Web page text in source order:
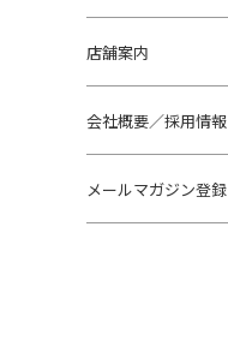
店舗案内
会社概要／採用情報
メールマガジン登録